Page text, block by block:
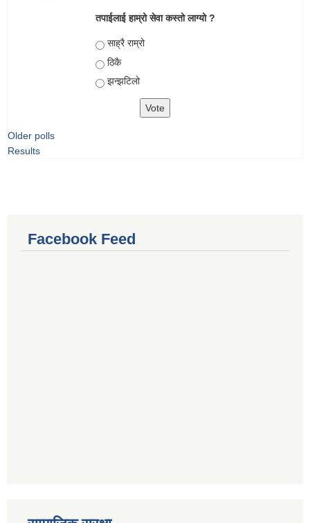
तपाईलाई हाम्रो सेवा कस्तो लाग्यो ?
Choices
साह्रै राम्रो
ठिकै
झन्झटिलो
Older polls
Results
Facebook Feed